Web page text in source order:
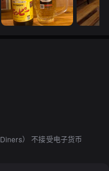
） 不接受电子货币